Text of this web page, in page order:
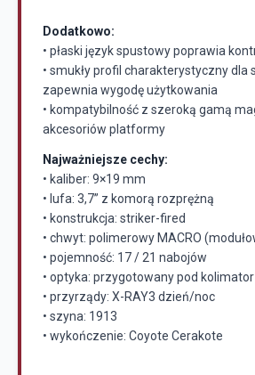
Dodatkowo:
• płaski język spustowy poprawia
• smukły profil charakterystyczny dla
zapewnia wygodę użytkowania
• kompatybilność z szeroką gamą
akcesoriów platformy
Najważniejsze cechy:
• kaliber: 9×19 mm
• lufa: 3,7” z komorą rozprężną
• konstrukcja: striker-fired
• chwyt: polimerowy MACRO
• pojemność: 17 / 21 nabojów
• optyka: przygotowany pod kolimator
• przyrządy: X-RAY3 dzień/noc
• szyna: 1913
• wykończenie: Coyote Cerakote